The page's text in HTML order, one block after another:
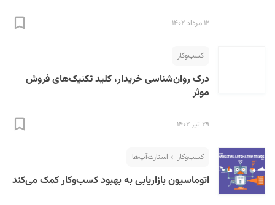
۱۲ مرداد ۱۴۰۲
کسب‌و‌کار
درک روان‌شناسی خریدار، کلید تکنیک‌های فروش
موثر
۲۹ تیر ۱۴۰۲
کسب‌و‌کار استارت‌آپ‌ها
اتوماسیون بازاریابی به بهبود کسب‌وکار کمک‌ می‌کند